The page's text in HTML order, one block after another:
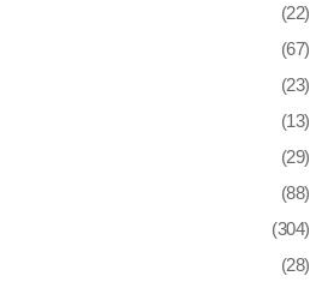
(22)
(67)
(23)
(13)
(29)
(88)
(304)
(28)